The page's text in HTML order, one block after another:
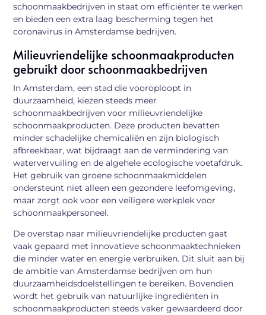
schoonmaakbedrijven in staat om efficiënter te werken
en bieden een extra laag bescherming tegen het
coronavirus in Amsterdamse bedrijven.
Milieuvriendelijke schoonmaakproducten
gebruikt door schoonmaakbedrijven
In Amsterdam, een stad die vooroploopt in
duurzaamheid, kiezen steeds meer
schoonmaakbedrijven voor milieuvriendelijke
schoonmaakproducten. Deze producten bevatten
minder schadelijke chemicaliën en zijn biologisch
afbreekbaar, wat bijdraagt aan de vermindering van
watervervuiling en de algehele ecologische voetafdruk.
Het gebruik van groene schoonmaakmiddelen
ondersteunt niet alleen een gezondere leefomgeving,
maar zorgt ook voor een veiligere werkplek voor
schoonmaakpersoneel.
De overstap naar milieuvriendelijke producten gaat
vaak gepaard met innovatieve schoonmaaktechnieken
die minder water en energie verbruiken. Dit sluit aan bij
de ambitie van Amsterdamse bedrijven om hun
duurzaamheidsdoelstellingen te bereiken. Bovendien
wordt het gebruik van natuurlijke ingrediënten in
schoonmaakproducten steeds vaker gewaardeerd door